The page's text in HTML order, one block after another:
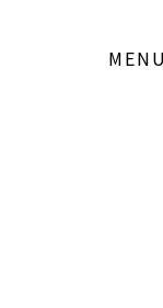
MENU